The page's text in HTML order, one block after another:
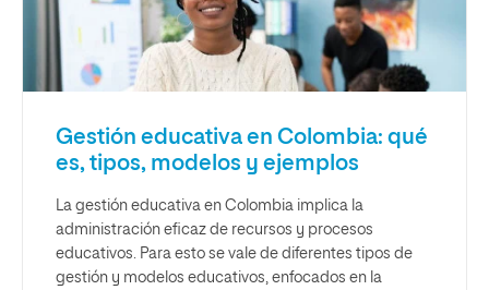
Gestión educativa en Colombia: qué
es, tipos, modelos y ejemplos
La gestión educativa en Colombia implica la
administración eficaz de recursos y procesos
educativos. Para esto se vale de diferentes tipos de
gestión y modelos educativos, enfocados en la